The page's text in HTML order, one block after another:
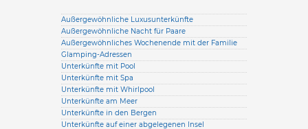
Außergewöhnliche Luxusunterkünfte
Außergewöhnliche Nacht für Paare
Außergewöhnliches Wochenende mit der Familie
Glamping-Adressen
Unterkünfte mit Pool
Unterkünfte mit Spa
Unterkünfte mit Whirlpool
Unterkünfte am Meer
Unterkünfte in den Bergen
Unterkünfte auf einer abgelegenen Insel